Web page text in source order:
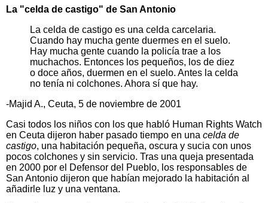
La "celda de castigo" de San Antonio
La celda de castigo es una celda carcelaria.
Cuando hay mucha gente duermes en el suelo.
Hay mucha gente cuando la policía trae a los
muchachos. Entonces los pequeños, los de diez
o doce años, duermen en el suelo. Antes la celda
no tenía ni colchones. Ahora sí que hay.
-Majid A., Ceuta, 5 de noviembre de 2001
Casi todos los niños con los que habló Human Rights Watch
en Ceuta dijeron haber pasado tiempo en una celda de
castigo, una habitación pequeña, oscura y sucia con unos
pocos colchones y sin servicio. Tras una queja presentada
en 2000 por el Defensor del Pueblo, los responsables de
San Antonio dijeron que habían mejorado la habitación al
añadirle luz y una ventana.